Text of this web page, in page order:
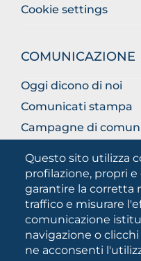
Questo sito utilizza
profilazione, propri
garantire la corretta
traffico e misurare
comunicazione
navigazione o
ne acconsenti
Cookie settings
COMUNICAZIONE
Oggi dicono di noi
Comunicati stampa
Campagne di
Unifg Mag
Manuale di identità
Facts and figures